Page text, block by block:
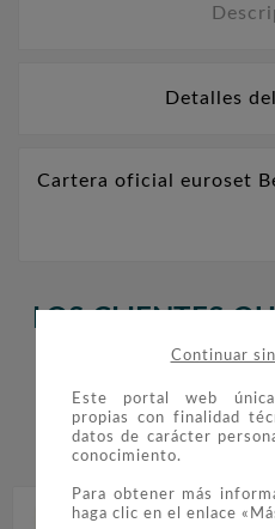
Continuar
Este portal web
propias con finalidad
datos de carácter
conocimiento.
Para obtener más
haga clic en el enlace
Detalles
Cartera oficial euroset
LOS CLIENTES
ESTE
